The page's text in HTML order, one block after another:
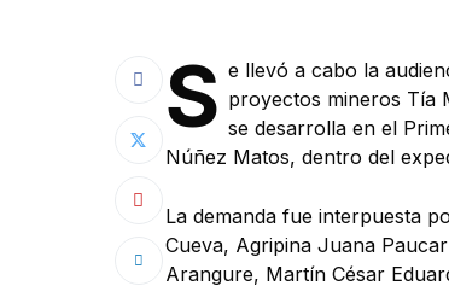
S e llevó a cabo la
proyectos mineros Tía
se desarrolla en el
Núñez Matos, dentro del
La demanda fue interpuesta
Cueva, Agripina Juana
Arangure, Martín César